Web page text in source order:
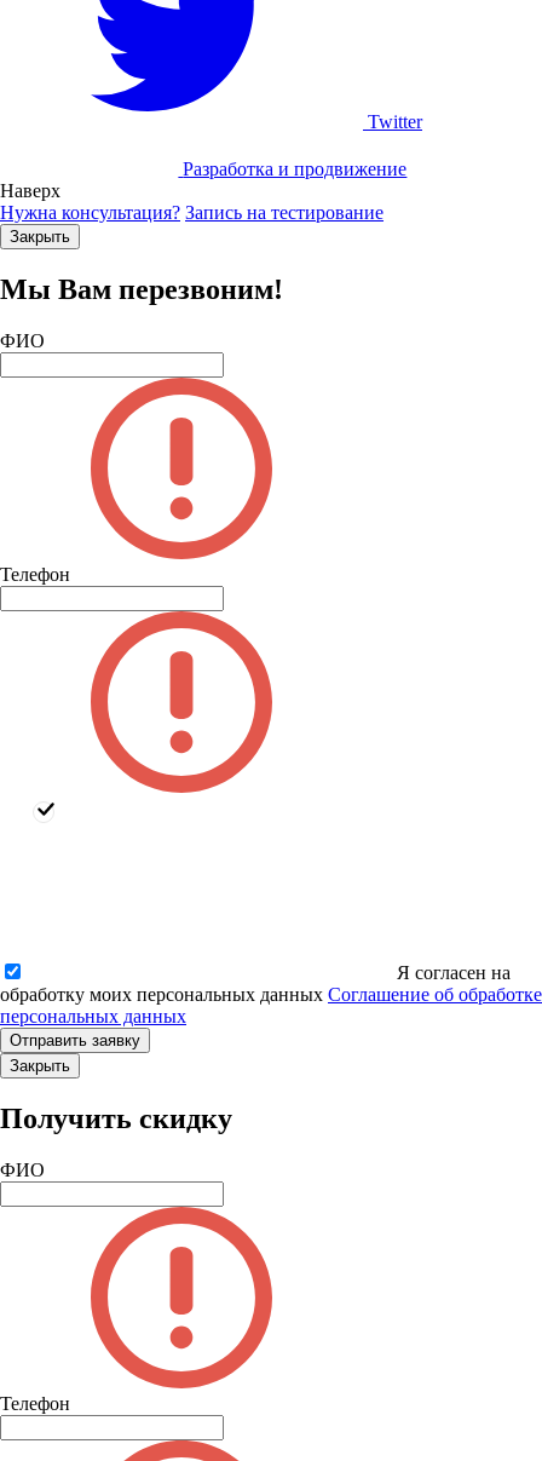
Twitter
Разработка и продвижение
Наверх
Нужна консультация? Запись на тестирование
Закрыть
Мы Вам перезвоним!
ФИО
Телефон
Я согласен на
обработку моих персональных данных Соглашение об обработке
персональных данных
Закрыть
Получить скидку
ФИО
Телефон